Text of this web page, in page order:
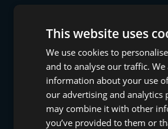
This website uses
We use cookies to
and to analyse our traffic. We
information about your use
our advertising and analytics
may combine it with other
you’ve provided to them or